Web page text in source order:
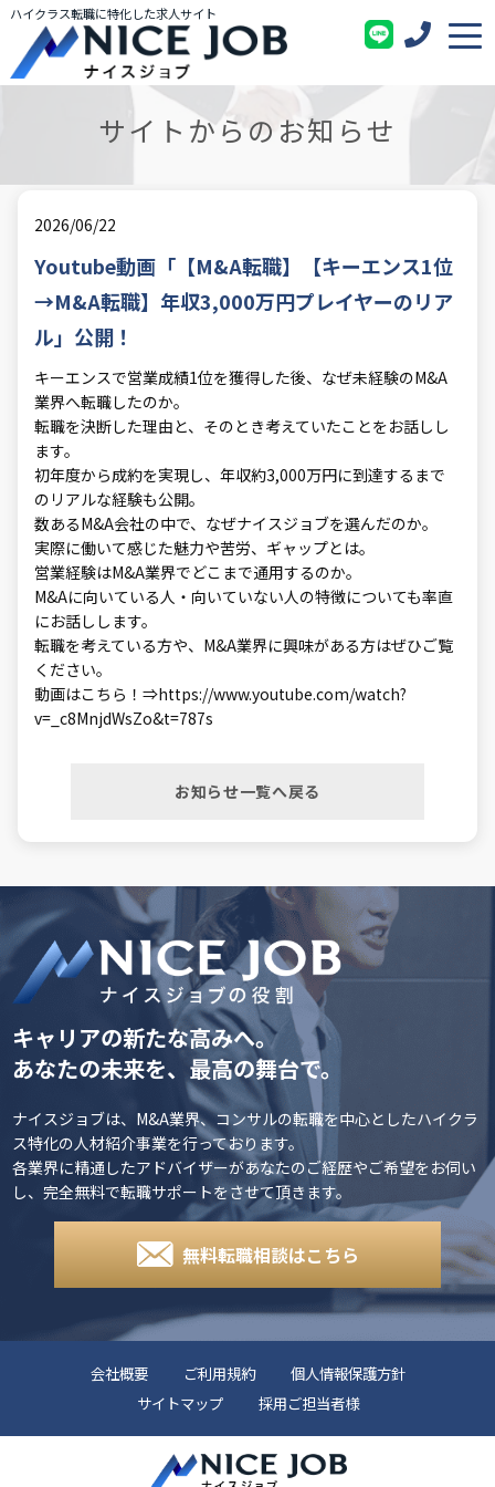
ハイクラス転職に特化した求人サイト
サイトからのお知らせ
2026/06/22
Youtube動画「【M&A転職】【キーエンス1位
→M&A転職】年収3,000万円プレイヤーのリア
ル」公開！
キーエンスで営業成績1位を獲得した後、なぜ未経験のM&A
業界へ転職したのか。
転職を決断した理由と、そのとき考えていたことをお話しし
ます。
初年度から成約を実現し、年収約3,000万円に到達するまで
のリアルな経験も公開。
数あるM&A会社の中で、なぜナイスジョブを選んだのか。
実際に働いて感じた魅力や苦労、ギャップとは。
営業経験はM&A業界でどこまで通用するのか。
M&Aに向いている人・向いていない人の特徴についても率直
にお話しします。
転職を考えている方や、M&A業界に興味がある方はぜひご覧
ください。
動画はこちら！⇒https://www.youtube.com/watch?
v=_c8MnjdWsZo&t=787s
お知らせ一覧へ戻る
キャリアの新たな高みへ。
あなたの未来を、最高の舞台で。
ナイスジョブは、M&A業界、コンサルの転職を中心としたハイクラ
ス特化の人材紹介事業を行っております。
各業界に精通したアドバイザーがあなたのご経歴やご希望をお伺い
し、完全無料で転職サポートをさせて頂きます。
無料転職相談はこちら
会社概要 ご利用規約
個人情報保護方針
サイトマップ
採用ご担当者様